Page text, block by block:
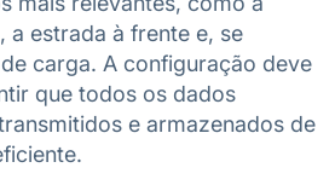
a estrada à frente e, se
carga. A configuração deve
que todos os dados
e armazenados de